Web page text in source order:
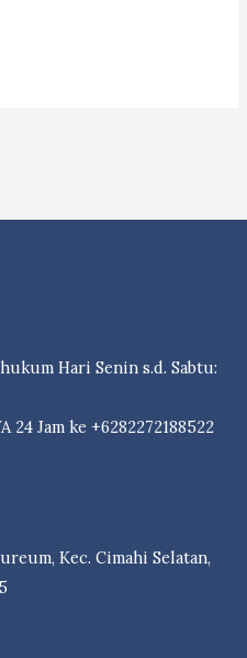
Hari Senin s.d. Sabtu:
Jam ke +6282272188522
Kec. Cimahi Selatan,